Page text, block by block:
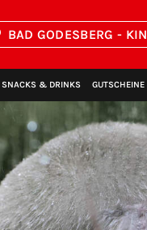
BAD GODESBERG -
SNACKS & DRINKS GUTSCHEINE